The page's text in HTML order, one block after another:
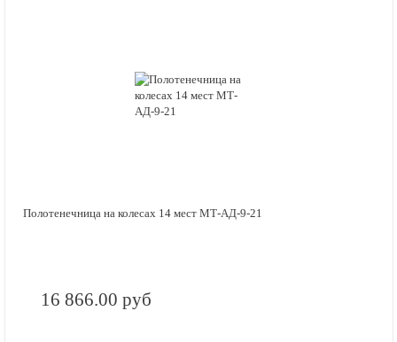
Полотенечница на колесах 14 мест МТ-АД-9-21
16 866.00 руб